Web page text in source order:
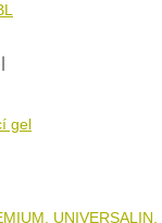
gel